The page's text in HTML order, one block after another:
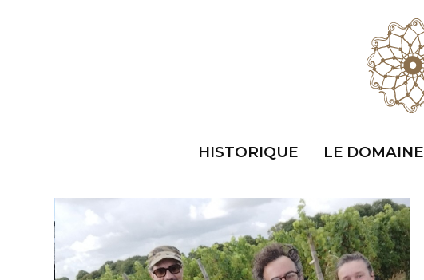
HISTORIQUE LE DOMAINE